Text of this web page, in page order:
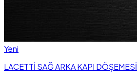
Yeni
LACETTİ SAĞ ARKA KAPI DÖŞEMESİ